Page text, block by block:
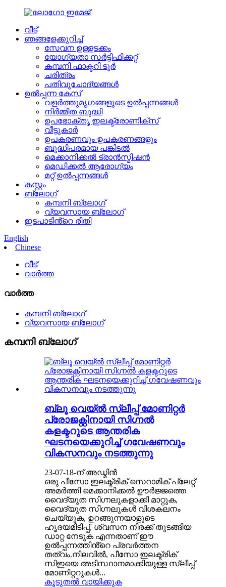
വീട്
ഞങ്ങളേക്കുറിച്ച്
സേവന ഉള്ളടക്കം
യോഗ്യതാ സർട്ടിഫിക്കറ്റ്
കമ്പനി ഫാക്ടറി ടൂർ
ചരിത്രം
പതിവുചോദ്യങ്ങൾ
ഉൽപ്പന്ന കേസ്
വളർത്തുമൃഗങ്ങളുടെ ഉൽപ്പന്നങ്ങൾ
നിർമ്മിത ബുദ്ധി
ഉപഭോക്തൃ ഇലക്ട്രോണിക്സ്
വീട്ടുകാർ
ഉപകരണവും ഉപകരണങ്ങളും
ബുദ്ധിപരമായ പങ്കിടൽ
മെക്കാനിക്കൽ ട്രാൻസ്മിഷൻ
മെഡിക്കൽ ആരോഗ്യം
മറ്റ് ഉൽപ്പന്നങ്ങൾ
കസ്റ്റം
ബ്ലോഗ്
കമ്പനി ബ്ലോഗ്
വ്യവസായ ബ്ലോഗ്
ഇടപാടിൻ്റെ രീതി
English
Chinese
വീട്
വാർത്ത
വാർത്ത
കമ്പനി ബ്ലോഗ്
വ്യവസായ ബ്ലോഗ്
കമ്പനി ബ്ലോഗ്
ബ്ലൂ വെയ്ൽ സ്ലീപ്പ് മോണിറ്റർ
പ്രോജക്റ്റിനായി സിഗ്നൽ
കളക്ടറുടെ ആന്തരിക
ഘടനയെക്കുറിച്ച് ഗവേഷണവും
വികസനവും നടത്തുന്നു
23-07-18-ന് അഡ്മിൻ
ഒരു പീസോ ഇലക്ട്രിക് സെറാമിക് പ്ലേറ്റ്
അമർത്തി മെക്കാനിക്കൽ ഊർജ്ജത്തെ
വൈദ്യുത സിഗ്നലുകളാക്കി മാറ്റുക,
വൈദ്യുത സിഗ്നലുകൾ വിശകലനം
ചെയ്യുക, ഉറങ്ങുന്നയാളുടെ
ഹൃദയമിടിപ്പ്, ശ്വസന നിരക്ക് തുടങ്ങിയ
ഡാറ്റ നേടുക എന്നതാണ് ഈ
ഉൽപ്പന്നത്തിൻ്റെ പ്രവർത്തന
തത്വം.നിലവിൽ, പീസോ ഇലക്ട്രിക്
സിഇയെ അടിസ്ഥാനമാക്കിയുള്ള സ്ലീപ്പ്
മോണിറ്ററുകൾ...
കൂടുതൽ വായിക്കുക